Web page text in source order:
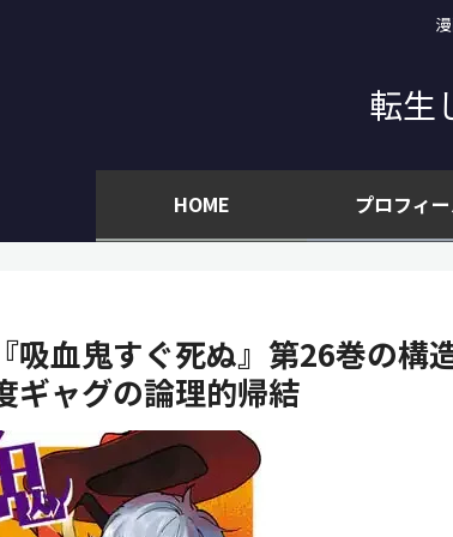
転生
HOME プロフィ
吸血鬼すぐ死ぬ』第26巻の構
ギャグの論理的帰結